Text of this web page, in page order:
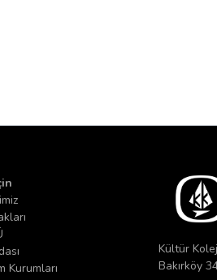
Kurumları
Kültür
Bakırköy